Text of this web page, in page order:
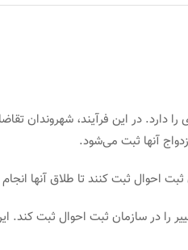
دارد. در این فرآیند، شهروندان
آنها ثبت می‌شود.
را در سازمان ثبت احوال ثبت کند.